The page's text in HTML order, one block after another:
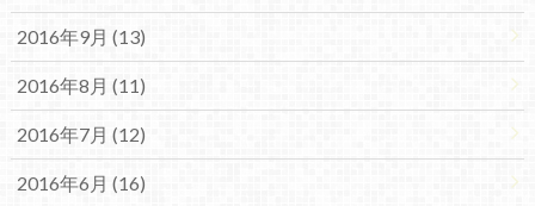
2016年9月 (13)
2016年8月 (11)
2016年7月 (12)
2016年6月 (16)